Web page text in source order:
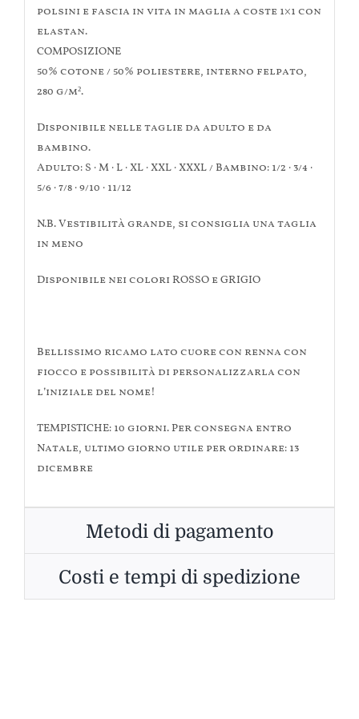
polsini e fascia in vita in maglia a coste 1×1 con
elastan.
COMPOSIZIONE
50% cotone / 50% poliestere, interno felpato,
280 g/m².
Disponibile nelle taglie da adulto e da
bambino.
Adulto: S · M · L · XL · XXL · XXXL / Bambino: 1/2 · 3/4 ·
5/6 · 7/8 · 9/10 · 11/12
N.B. Vestibilità grande, si consiglia una taglia
in meno
Disponibile nei colori ROSSO e GRIGIO
Bellissimo ricamo lato cuore con renna con
fiocco e possibilità di personalizzarla con
l’iniziale del nome!
TEMPISTICHE: 10 giorni. Per consegna entro
Natale, ultimo giorno utile per ordinare: 13
dicembre
Metodi di pagamento
Costi e tempi di spedizione